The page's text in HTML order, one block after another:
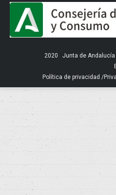
2020 Junta de Andalucía
Política de privacidad /